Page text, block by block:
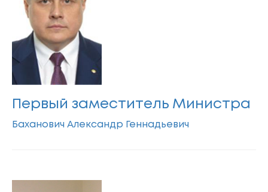
Первый заместитель Министра
Баханович Александр Геннадьевич